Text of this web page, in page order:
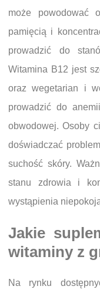
może powodować
pamięcią i
prowadzić do
Witamina B12 jest
oraz wegetarian i
prowadzić do
obwodowej. Osoby
doświadczać
suchość skóry.
stanu zdrowia i
wystąpienia
Jakie
witaminy z
Na rynku